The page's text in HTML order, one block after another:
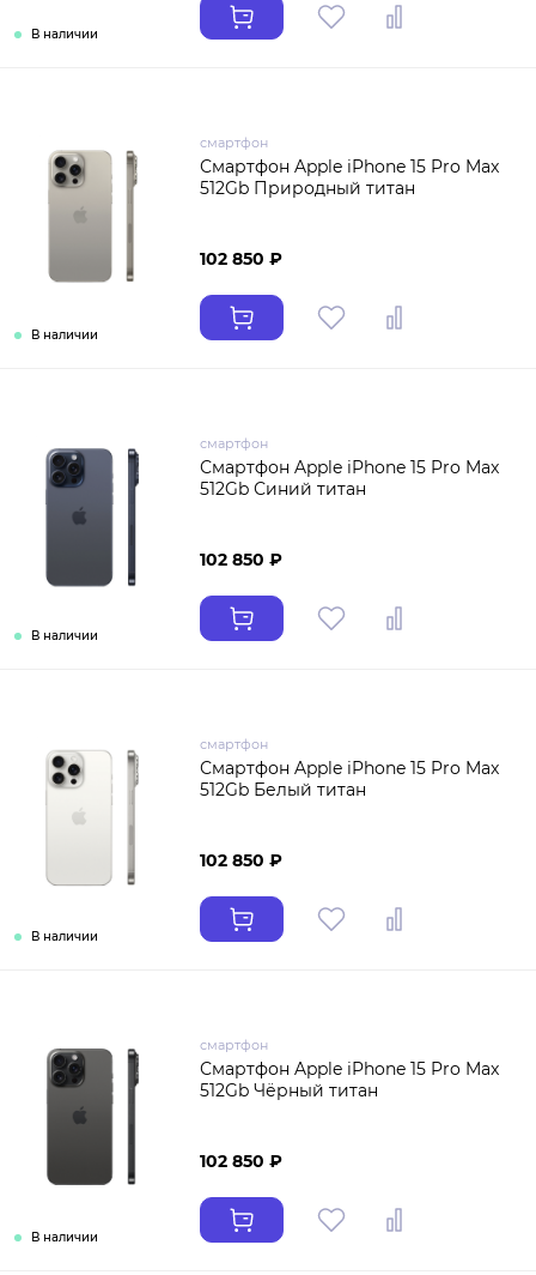
В наличии
В наличии
смартфон
Смартфон Apple iPhone 15 Pro Max
512Gb Природный титан
102 850 ₽
В наличии
смартфон
Смартфон Apple iPhone 15 Pro Max
512Gb Синий титан
102 850 ₽
В наличии
смартфон
Смартфон Apple iPhone 15 Pro Max
512Gb Белый титан
102 850 ₽
В наличии
смартфон
Смартфон Apple iPhone 15 Pro Max
512Gb Чёрный титан
102 850 ₽